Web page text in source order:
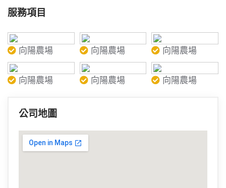
服務項目
向陽農場 向陽農場 向陽農場
向陽農場 向陽農場 向陽農場
公司地圖